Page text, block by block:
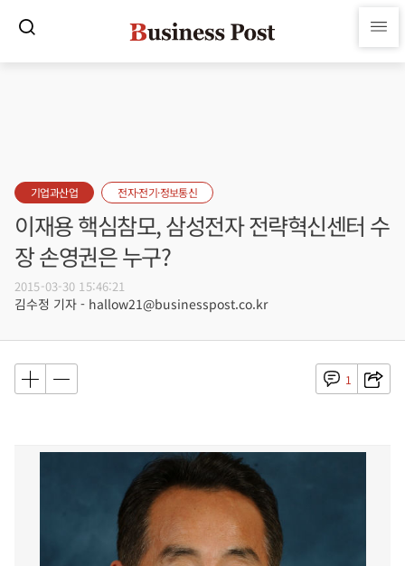
기업과산업 전자·전기·정보통신
이재용 핵심참모, 삼성전자 전략혁신센터 수
장 손영권은 누구?
2015-03-30 15:46:21
김수정 기자 - hallow21@businesspost.co.kr
1